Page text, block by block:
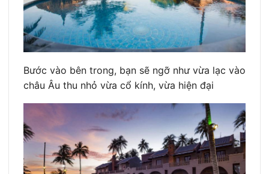
Bước vào bên trong, bạn sẽ ngỡ như vừa lạc vào
châu Âu thu nhỏ vừa cổ kính, vừa hiện đại